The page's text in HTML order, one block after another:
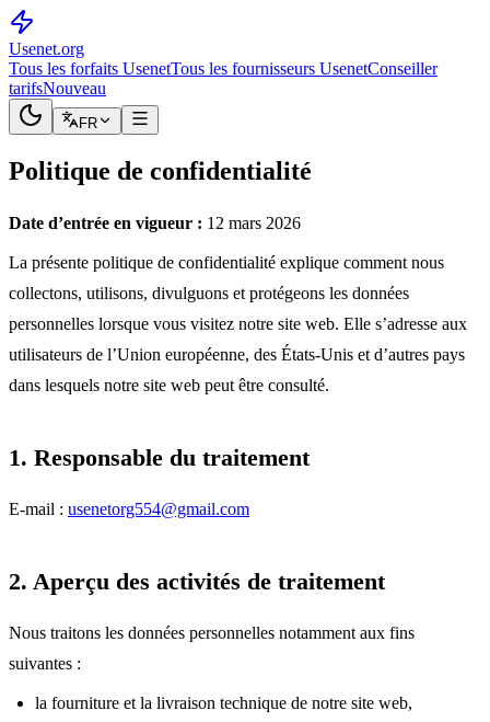
Usenet.org
Tous les forfaits UsenetTous les fournisseurs UsenetConseiller
tarifsNouveau
FR
Politique de confidentialité
Date d’entrée en vigueur : 12 mars 2026
La présente politique de confidentialité explique comment nous
collectons, utilisons, divulguons et protégeons les données
personnelles lorsque vous visitez notre site web. Elle s’adresse aux
utilisateurs de l’Union européenne, des États-Unis et d’autres pays
dans lesquels notre site web peut être consulté.
1. Responsable du traitement
E-mail : usenetorg554@gmail.com
2. Aperçu des activités de traitement
Nous traitons les données personnelles notamment aux fins
suivantes :
la fourniture et la livraison technique de notre site web,